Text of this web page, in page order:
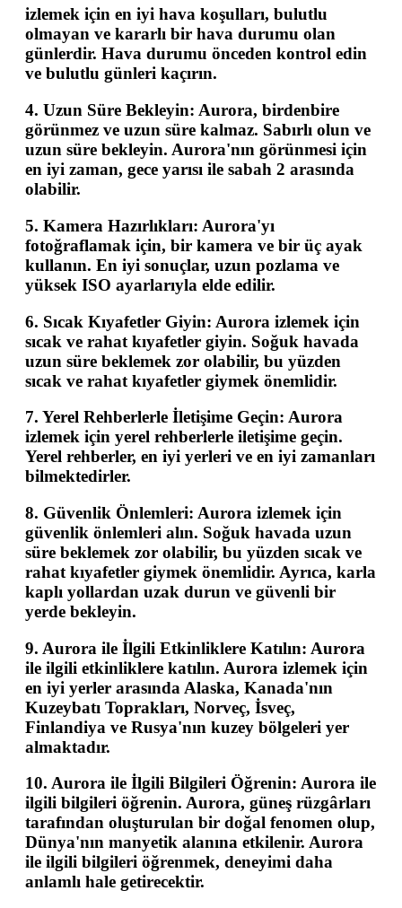
izlemek için en iyi hava koşulları, bulutlu
olmayan ve kararlı bir hava durumu olan
günlerdir. Hava durumu önceden kontrol edin
ve bulutlu günleri kaçırın.
4. Uzun Süre Bekleyin: Aurora, birdenbire
görünmez ve uzun süre kalmaz. Sabırlı olun ve
uzun süre bekleyin. Aurora'nın görünmesi için
en iyi zaman, gece yarısı ile sabah 2 arasında
olabilir.
5. Kamera Hazırlıkları: Aurora'yı
fotoğraflamak için, bir kamera ve bir üç ayak
kullanın. En iyi sonuçlar, uzun pozlama ve
yüksek ISO ayarlarıyla elde edilir.
6. Sıcak Kıyafetler Giyin: Aurora izlemek için
sıcak ve rahat kıyafetler giyin. Soğuk havada
uzun süre beklemek zor olabilir, bu yüzden
sıcak ve rahat kıyafetler giymek önemlidir.
7. Yerel Rehberlerle İletişime Geçin: Aurora
izlemek için yerel rehberlerle iletişime geçin.
Yerel rehberler, en iyi yerleri ve en iyi zamanları
bilmektedirler.
8. Güvenlik Önlemleri: Aurora izlemek için
güvenlik önlemleri alın. Soğuk havada uzun
süre beklemek zor olabilir, bu yüzden sıcak ve
rahat kıyafetler giymek önemlidir. Ayrıca, karla
kaplı yollardan uzak durun ve güvenli bir
yerde bekleyin.
9. Aurora ile İlgili Etkinliklere Katılın: Aurora
ile ilgili etkinliklere katılın. Aurora izlemek için
en iyi yerler arasında Alaska, Kanada'nın
Kuzeybatı Toprakları, Norveç, İsveç,
Finlandiya ve Rusya'nın kuzey bölgeleri yer
almaktadır.
10. Aurora ile İlgili Bilgileri Öğrenin: Aurora ile
ilgili bilgileri öğrenin. Aurora, güneş rüzgârları
tarafından oluşturulan bir doğal fenomen olup,
Dünya'nın manyetik alanına etkilenir. Aurora
ile ilgili bilgileri öğrenmek, deneyimi daha
anlamlı hale getirecektir.